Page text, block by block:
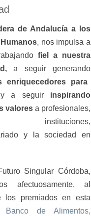
de Andalucía a los
, nos impulsa a
fiel a nuestra
a seguir generando
enriquecedores para
a seguir inspirando
valores a profesionales,
instituciones,
y la sociedad en
Singular Córdoba,
afectuosamente, al
los premiados en esta
Banco de Alimentos,